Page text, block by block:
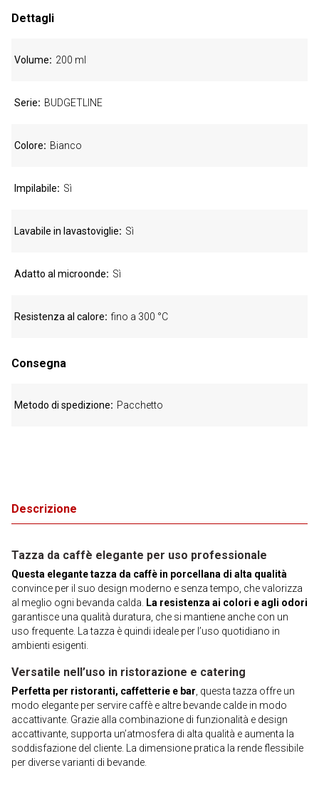
Descrizione
Tazza da caffè elegante per uso professionale
Questa elegante tazza da caffè in porcellana di alta qualità
convince per il suo design moderno e senza tempo, che valorizza
al meglio ogni bevanda calda.
La resistenza ai colori e agli odori
garantisce una qualità duratura, che si mantiene anche con un
uso frequente. La tazza è quindi ideale per l’uso quotidiano in
ambienti esigenti.
Versatile nell’uso in ristorazione e catering
Perfetta per ristoranti, caffetterie e bar , questa tazza offre un
modo elegante per servire caffè e altre bevande calde in modo
accattivante. Grazie alla combinazione di funzionalità e design
accattivante, supporta un’atmosfera di alta qualità e aumenta la
soddisfazione del cliente. La dimensione pratica la rende flessibile
per diverse varianti di bevande.
Dettagli
Volume 200 ml
Serie BUDGETLINE
Colore Bianco
Impilabile Sì
Lavabile in lavastoviglie Sì
Adatto al microonde Sì
Resistenza al calore fino a 300 °C
Consegna
Metodo di spedizione Pacchetto